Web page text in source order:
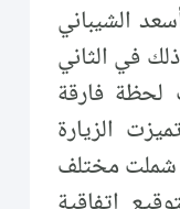
الشيباني
في الثاني
شكلت لحظة فارقة
الزيارة
شملت مختلف